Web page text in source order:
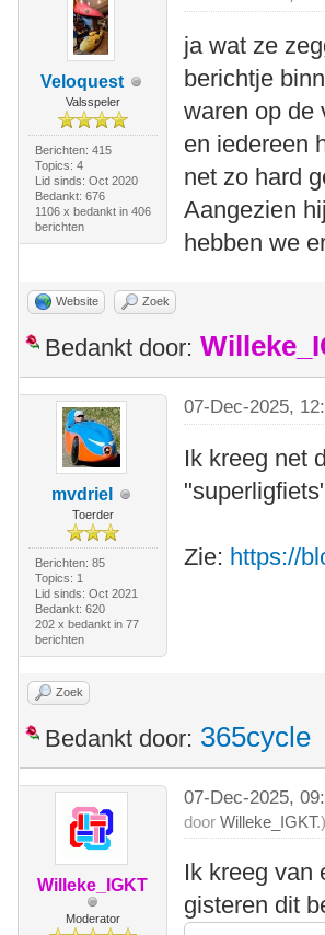
Veloquest
Valsspeler
Berichten: 415
Topics: 4
Lid sinds: Oct 2020
Bedankt: 676
1106 x bedankt in 406
berichten
ja wat ze
berichtje
waren op de
en iedereen
net zo hard
Aangezien
hebben we
Website Zoek
Bedankt door:
mvdriel
Toerder
Berichten: 85
Topics: 1
Lid sinds: Oct 2021
Bedankt: 620
202 x bedankt in 77
berichten
07-Dec-2025,
Ik kreeg net
Zie: https://
Zoek
Bedankt door: 365cycle
Willeke_IGKT
Moderator
07-Dec-2025,
doorWilleke_IGKT.)
Ik kreeg van
gisteren dit